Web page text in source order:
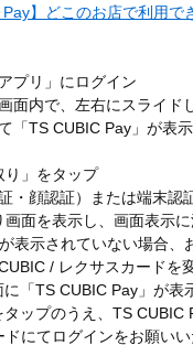
】どこのお店で利用で
プリ」にログイン
面内で、左右にスライド
「TS CUBIC Pay」が表
り」をタップ
・顔認証）または端末認
面を表示し、画面表示
表示されていない場合、
/ レクサスカードを
「TS CUBIC Pay」が表
タップのうえ、TS CUBIC
にてログインをお願いい